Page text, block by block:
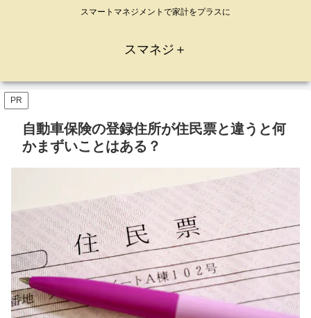
スマートマネジメントで家計をプラスに
スマネジ＋
PR
自動車保険の登録住所が住民票と違うと何
かまずいことはある？